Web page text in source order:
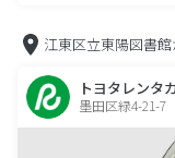
江東区立東陽図書館
トヨタレンタ
墨田区緑4-21-7